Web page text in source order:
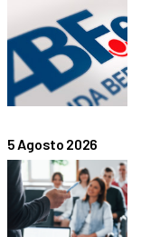
5 Agosto 2026